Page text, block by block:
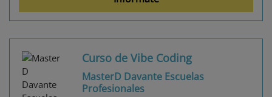
Curso de Vibe Coding
MasterD Davante Escuelas
Profesionales